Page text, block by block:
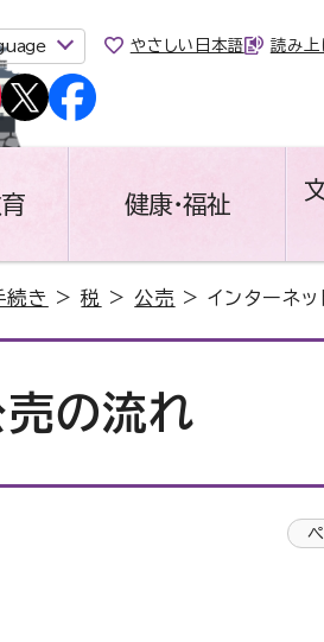
やさしい日本語 読み上
健康・福祉
続き >税 > 公売 > インターネッ
売の流れ